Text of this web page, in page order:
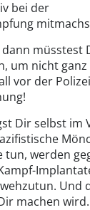
bei der
müsstest
um nicht ganz
vor der
Dir selbst im
tun, werden
Und
machen wird.